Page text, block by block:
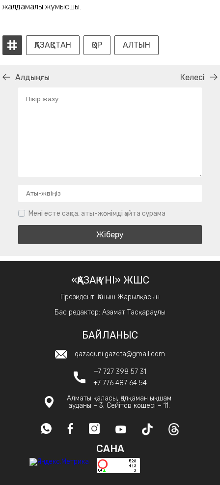
жалдамалы жұмысшы.
ҚАЗАҚСТАН ҚОР АЛТЫН
Алдыңғы Келесі
Мені есте сақта, аты-жөнімді қайта сұрама
«ҚАЗАҚ ҮНІ» ЖШС
Президент: Қаныш Жарылқасын
Бас редактор: Азамат Тасқараұлы
БАЙЛАНЫС
qazaquni.gazeta@gmail.com
+7 727 398 57 31
+7 776 487 64 54
Алматы қаласы, Қалқаман ықшам
ауданы – 3, Сейітов көшесі – 11.
САНАҚ